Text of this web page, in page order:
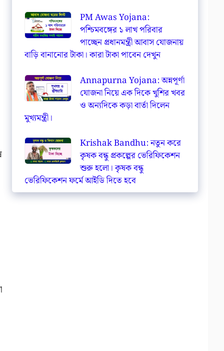
PM Awas Yojana:
পশ্চিমবঙ্গের ১ লাখ পরিবার
পাচ্ছেন প্রধানমন্ত্রী আবাস যোজনায়
বাড়ি বানানোর টাকা। কারা টাকা পাবেন দেখুন
Annapurna Yojana: অন্নপূর্ণা
যোজনা নিয়ে এক দিকে খুশির খবর
ও অন্যদিকে কড়া বার্তা দিলেন
মুখ্যমন্ত্রী।
Krishak Bandhu: নতুন করে
কৃষক বন্ধু প্রকল্পের ভেরিফিকেশন
শুরু হলো। কৃষক বন্ধু
ভেরিফিকেশন ফর্মে আইডি দিতে হবে